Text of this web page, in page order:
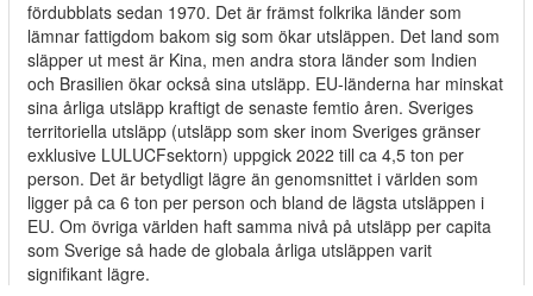
fördubblats sedan 1970. Det är främst folkrika länder som
lämnar fattigdom bakom sig som ökar utsläppen. Det land som
släpper ut mest är Kina, men andra stora länder som Indien
och Brasilien ökar också sina utsläpp. EU-länderna har minskat
sina årliga utsläpp kraftigt de senaste femtio åren. Sveriges
territoriella utsläpp (utsläpp som sker inom Sveriges gränser
exklusive LULUCFsektorn) uppgick 2022 till ca 4,5 ton per
person. Det är betydligt lägre än genomsnittet i världen som
ligger på ca 6 ton per person och bland de lägsta utsläppen i
EU. Om övriga världen haft samma nivå på utsläpp per capita
som Sverige så hade de globala årliga utsläppen varit
signifikant lägre.